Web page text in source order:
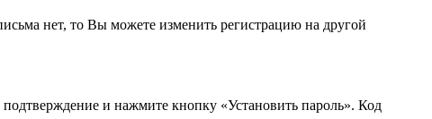
нет, то Вы можете изменить регистрацию на другой
и нажмите кнопку «Установить пароль». Код